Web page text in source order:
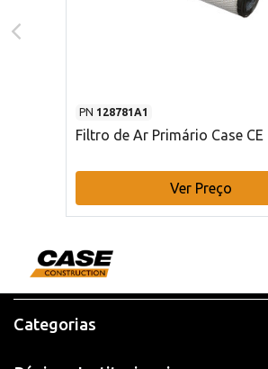
PN 128781A1
Filtro de Ar Primário Case CE
Ver Preço
Categorias